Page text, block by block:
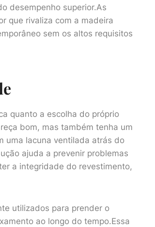
desempenho superior.As
que rivaliza com a madeira
sem os altos requisitos
quanto a escolha do próprio
bom, mas também tenha um
uma lacuna ventilada atrás do
ajuda a prevenir problemas
a integridade do revestimento,
utilizados para prender o
ao longo do tempo.Essa